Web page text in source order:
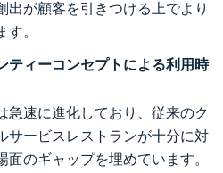
出が顧客を引きつける上でより
。
ティーコンセプトによる利用時
急速に進化しており、従来のク
サービスレストランが十分に対
のギャップを埋めています。